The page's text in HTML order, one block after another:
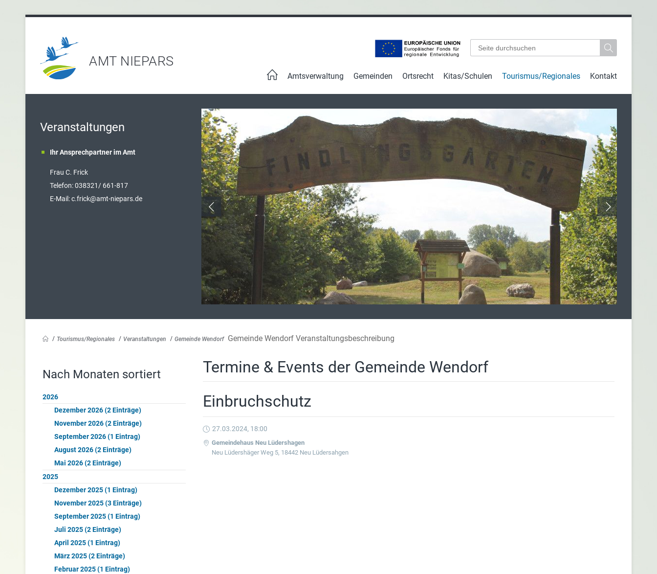
AMT NIEPARS
Suchbegriffe
überspringenAmtsverwaltung Gemeinden Ortsrecht Kitas/Schulen Tourismus/Regionales Kontakt
Veranstaltungen
Ihr Ansprechpartner im Amt
Frau C. Frick
Telefon: 038321/ 661-817
E-Mail:c.frick@amt-niepars.de
Tourismus/Regionales Veranstaltungen Gemeinde Wendorf Gemeinde Wendorf Veranstaltungsbeschreibung
Termine & Events der Gemeinde Wendorf
Einbruchschutz
27.03.2024, 18:00
Gemeindehaus Neu Lüdershagen
Neu Lüdershäger Weg 5, 18442 Neu Lüdersahgen
Nach Monaten sortiert
2026
Dezember 2026 (2 Einträge)
November 2026 (2 Einträge)
September 2026 (1 Eintrag)
August 2026 (2 Einträge)
Mai 2026 (2 Einträge)
2025
Dezember 2025 (1 Eintrag)
November 2025 (3 Einträge)
September 2025 (1 Eintrag)
Juli 2025 (2 Einträge)
April 2025 (1 Eintrag)
März 2025 (2 Einträge)
Februar 2025 (1 Eintrag)